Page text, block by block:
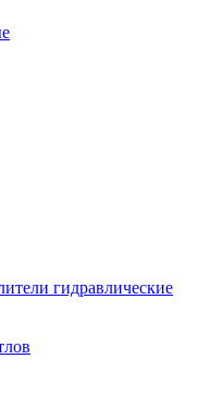
гидравлические